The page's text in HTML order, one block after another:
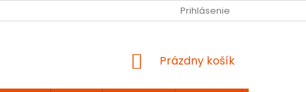
KONTAKT DOPRAVA A PLATBA
Prihlásenie
NÁKUPNÝ
Prázdny košík